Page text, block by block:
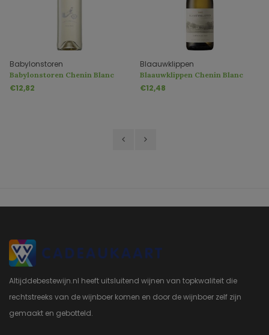
Babylonstoren
Babylonstoren Chenin Blanc
€12,82
Blaauwklippen
Blaauwklippen Chenin Blanc
€12,48
Altijddebestewijn.nl heeft uitsluitend wijnen van topkwaliteit die
rechtstreeks van de wijnboer komen en door de wijnboer zelf zijn
gemaakt en gebotteld.